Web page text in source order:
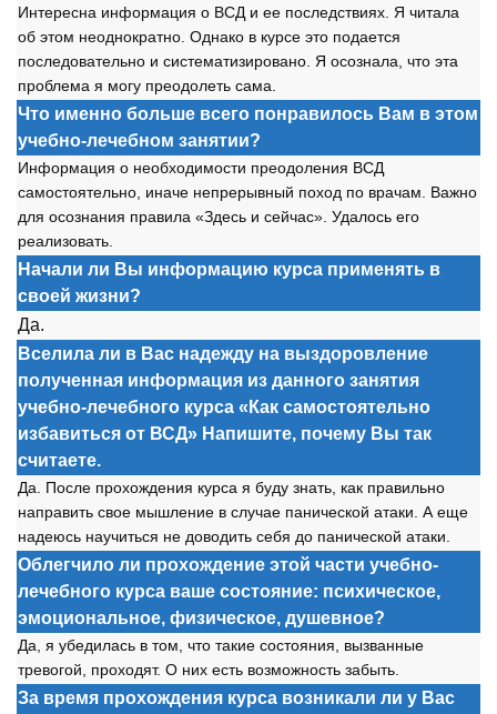
Интересна информация о ВСД и ее последствиях. Я читала
об этом неоднократно. Однако в курсе это подается
последовательно и систематизировано. Я осознала, что эта
проблема я могу преодолеть сама.
Что именно больше всего понравилось Вам в этом
учебно-лечебном занятии?
Информация о необходимости преодоления ВСД
самостоятельно, иначе непрерывный поход по врачам. Важно
для осознания правила «Здесь и сейчас». Удалось его
реализовать.
Начали ли Вы информацию курса применять в
своей жизни?
Да.
Вселила ли в Вас надежду на выздоровление
полученная информация из данного занятия
учебно-лечебного курса «Как самостоятельно
избавиться от ВСД» Напишите, почему Вы так
считаете.
Да. После прохождения курса я буду знать, как правильно
направить свое мышление в случае панической атаки. А еще
надеюсь научиться не доводить себя до панической атаки.
Облегчило ли прохождение этой части учебно-
лечебного курса ваше состояние: психическое,
эмоциональное, физическое, душевное?
Да, я убедилась в том, что такие состояния, вызванные
тревогой, проходят. О них есть возможность забыть.
За время прохождения курса возникали ли у Вас